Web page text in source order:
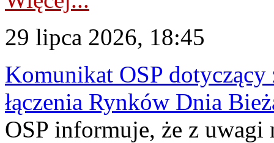
29 lipca 2026, 18:45
Komunikat OSP dotyczący
łączenia Rynków Dnia
OSP informuje, że z uwagi